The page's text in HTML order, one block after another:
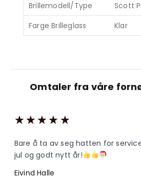
Brillemodell/Type
Scott
Farge Brilleglass
Klar
Omtaler fra våre
★ ★ ★ ★ ★
Bare å ta av seg hatten for
jul og godt nytt år!
Eivind Halle